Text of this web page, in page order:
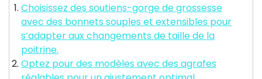
Choisissez des soutiens-gorge de grossesse
avec des bonnets souples et extensibles pour
s’adapter aux changements de taille de la
poitrine.
Optez pour des modèles avec des agrafes